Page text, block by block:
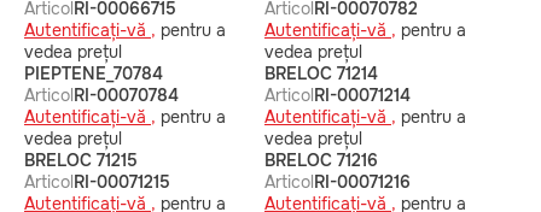
ArticolRI-00066715
Autentificați-vă , pentru a
vedea prețul
ArticolRI-00070782
Autentificați-vă , pentru a
vedea prețul
PIEPTENE_70784
ArticolRI-00070784
Autentificați-vă , pentru a
vedea prețul
BRELOC 71214
ArticolRI-00071214
Autentificați-vă , pentru a
vedea prețul
BRELOC 71215
ArticolRI-00071215
Autentificați-vă , pentru a
BRELOC 71216
ArticolRI-00071216
Autentificați-vă , pentru a